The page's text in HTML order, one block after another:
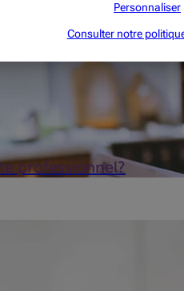
professionnel?
d'un taux réel
Personnaliser
Consulter notre